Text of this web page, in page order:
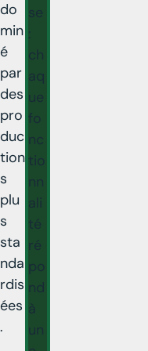
do
min
é
par
des
pro
duc
tion
s
plu
s
sta
nda
rdis
ées
.
se
:
ch
aq
ue
fo
nc
tio
nn
ali
té
ré
po
nd
à
un